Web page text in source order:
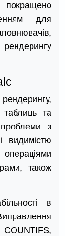
для
рендерингу
таблиць та
з
видимістю
також
в